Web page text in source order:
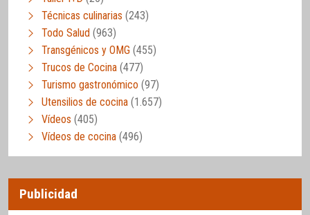
Técnicas culinarias (243)
Todo Salud (963)
Transgénicos y OMG (455)
Trucos de Cocina (477)
Turismo gastronómico (97)
Utensilios de cocina (1.657)
Vídeos (405)
Vídeos de cocina (496)
Publicidad